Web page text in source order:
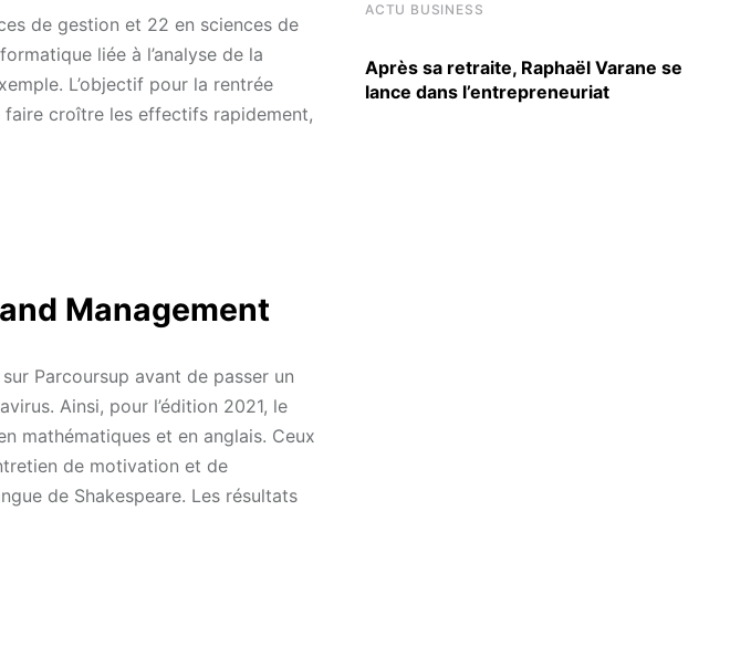
de gestion et 22 en sciences de
liée à l’analyse de la
L’objectif pour la rentrée
faire croître les effectifs rapidement,
Management
Parcoursup avant de passer un
Ainsi, pour l’édition 2021, le
mathématiques et en anglais. Ceux
de motivation et de
de Shakespeare. Les résultats
ACTU BUSINESS
Après sa retraite, Raphaël Varane se
lance dans l’entrepreneuriat